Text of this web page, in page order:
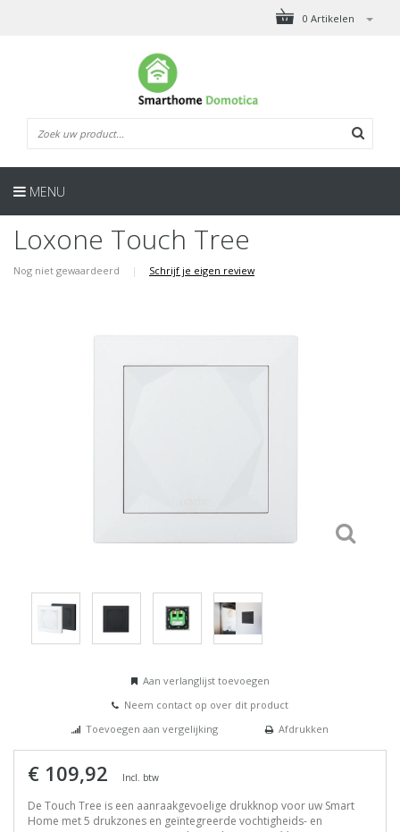
0 Artikelen
MENU
Loxone Touch Tree
Nog niet gewaardeerd | Schrijf je eigen review
Aan verlanglijst toevoegen
Neem contact op over dit product
Toevoegen aan vergelijking
Afdrukken
€ 109,92 Incl. btw
De Touch Tree is een aanraakgevoelige drukknop voor uw Smart
Home met 5 drukzones en geïntegreerde vochtigheids- en